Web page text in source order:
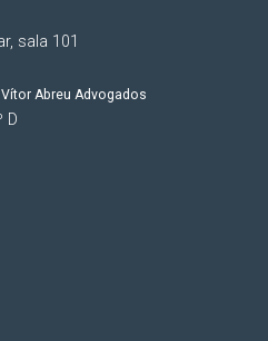
Universidade de Lisboa.
Cunha Ecija &
“Blockchain &
Lisbon School of
sala 101
Abreu Advogados
D